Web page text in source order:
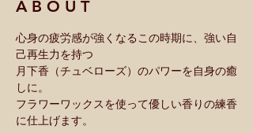
A B O U T
心身の疲労感が強くなるこの時期に、強い自
己再生力を持つ
月下香（チュベローズ）のパワーを自身の癒
しに。
フラワーワックスを使って優しい香りの練香
に仕上げます。